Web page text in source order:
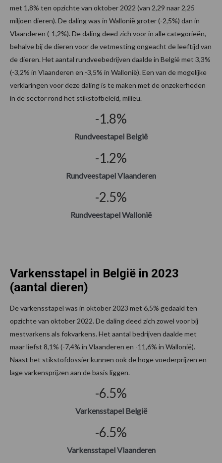
met 1,8% ten opzichte van oktober 2022 (van 2,29 naar 2,25
miljoen dieren). De daling was in Wallonië groter (-2,5%) dan in
Vlaanderen (-1,2%). De daling deed zich voor in alle categorieën,
behalve bij de dieren voor de vetmesting ongeacht de leeftijd van
de dieren. Het aantal rundveebedrijven daalde in België met 3,3%
(-3,2% in Vlaanderen en -3,5% in Wallonië). Een van de mogelijke
verklaringen voor deze daling is te maken met de onzekerheden
in de sector rond het stikstofbeleid, milieu.
-1.8%
Rundveestapel België
-1.2%
RundveestapelVlaanderen
-2.5%
Rundveestapel Wallonië
Varkensstapel in België in 2023
(aantal dieren)
De varkensstapel was in oktober 2023 met 6,5% gedaald ten
opzichte van oktober 2022. De daling deed zich zowel voor bij
mestvarkens als fokvarkens. Het aantal bedrijven daalde met
maar liefst 8,1% (-7,4% in Vlaanderen en -11,6% in Wallonië).
Naast het stikstofdossier kunnen ook de hoge voederprijzen en
lage varkensprijzen aan de basis liggen.
-6.5%
Varkensstapel België
-6.5%
Varkensstapel Vlaanderen